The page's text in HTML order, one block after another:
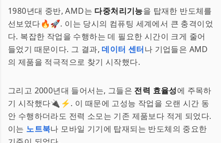
1980년대 중반, AMD는 다중처리기능을 탑재한 반도체를
선보였다🔥🚀. 이는 당시의 컴퓨팅 세계에서 큰 충격이었
다. 복잡한 작업을 수행하는 데 필요한 시간이 크게 줄어
들었기 때문이다. 그 결과,데이터 센터나 기업들은 AMD
의 제품을 적극적으로 찾기 시작했다.
그리고 2000년대 들어서는, 그들은 전력 효율성에 주목하
기 시작했다🔌⚡. 이 때문에 고성능 작업을 오랜 시간 동
안 수행하더라도 전력 소모는 기존 제품보다 적게 되었다.
이는 노트북나 모바일 기기에 탑재되는 반도체의 중요한